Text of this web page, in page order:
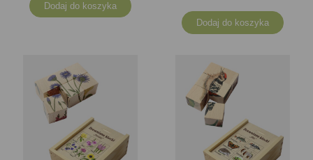
Dodaj do koszyka
Dodaj do koszyka